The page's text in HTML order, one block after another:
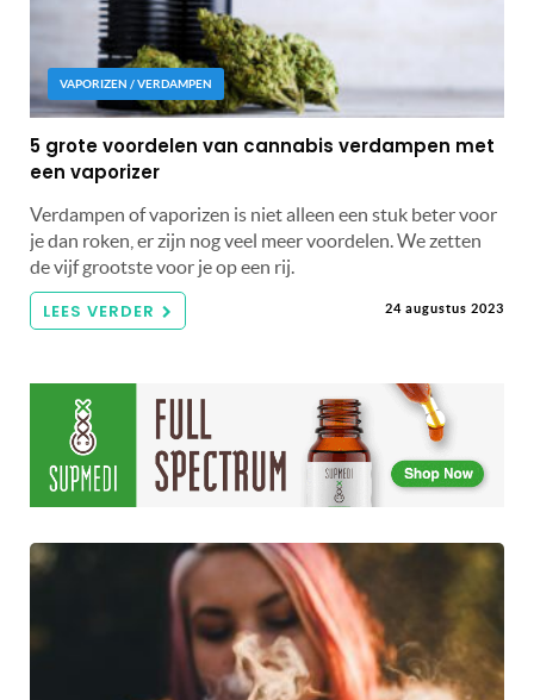
VAPORIZEN / VERDAMPEN
5 grote voordelen van cannabis verdampen met
een vaporizer
Verdampen of vaporizen is niet alleen een stuk beter voor
je dan roken, er zijn nog veel meer voordelen. We zetten
de vijf grootste voor je op een rij.
LEES VERDER 24 augustus 2023